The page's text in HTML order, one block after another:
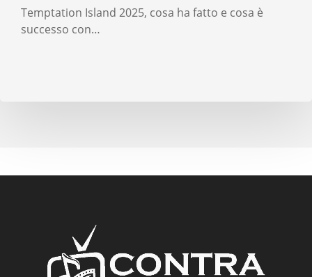
Temptation Island 2025, cosa ha fatto e cosa è
successo con…